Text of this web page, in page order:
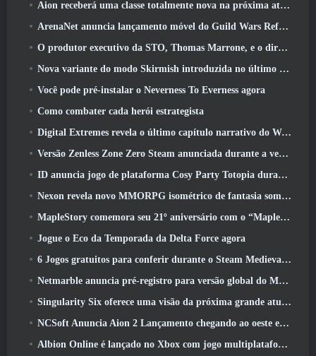
Aion receberá uma classe totalmente nova na próxima atualização do Dread Blade
ArenaNet anuncia lançamento móvel do Guild Wars Reforged
O produtor executivo da STO, Thomas Marrone, e o diretor criativo da Neverwinter, Randy Mosiondz, discutem os jogos e o futuro do Cryptic
Nova variante do modo Skirmish introduzida no último ato de Valorant
Você pode pré-instalar o Neverness To Everness agora
Como combater cada herói estrategista
Digital Extremes revela o último capítulo narrativo do Warframe com novos curtas de anime
Versão Zenless Zone Zero Steam anunciada durante a versão 2.8 Programa Especial
ID anuncia jogo de plataforma Cosy Party Totopia durante o Xbox Showcase, Começa o recrutamento beta
Nexon revela novo MMORPG isométrico de fantasia sombria, Brasas dos sem coroa
MapleStory comemora seu 21º aniversário com o “Maple University Event”
Jogue o Eco da Temporada da Delta Force agora
6 Jogos gratuitos para conferir durante o Steam Medieval Fest
Netmarble anuncia pré-registro para versão global do MMORPG de ficção científica RF Online Next
Singularity Six oferece uma visão da próxima grande atualização de Palia, The Royal Highlands
NCSoft Anuncia Aion 2 Lançamento chegando ao oeste este ano
Albion Online é lançado no Xbox com jogo multiplataforma completo